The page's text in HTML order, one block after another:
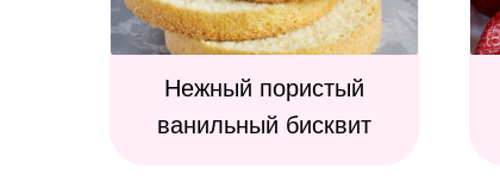
Нежный пористый
ванильный бисквит